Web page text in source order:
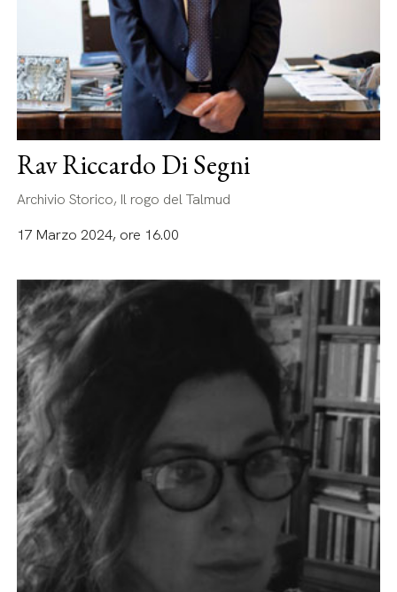
Rav Riccardo Di Segni
Archivio Storico, Il rogo del Talmud
17 Marzo 2024, ore 16.00